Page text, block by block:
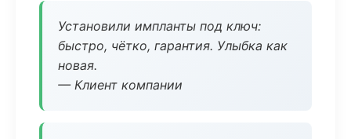
Установили импланты под ключ:
быстро, чётко, гарантия. Улыбка как
новая.
— Клиент компании